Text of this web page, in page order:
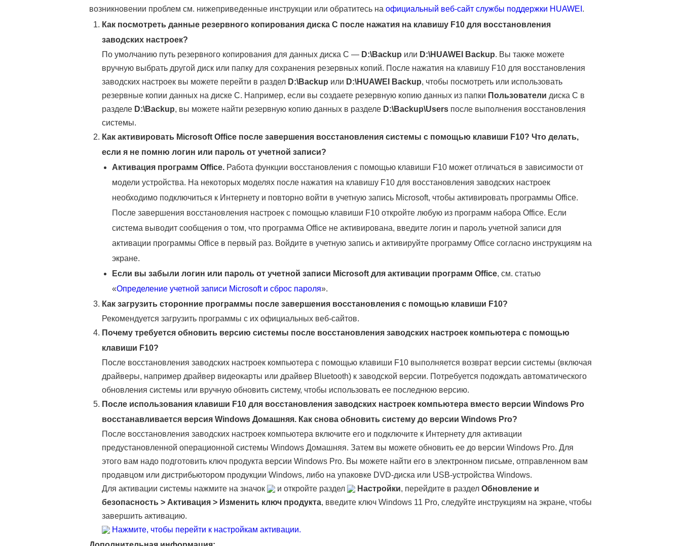
возникновении проблем см. нижеприведенные инструкции или обратитесь на официальный веб-сайт службы поддержки HUAWEI .
Как посмотреть данные резервного копирования диска C после нажатия на клавишу F10 для восстановления
заводских настроек?
По умолчанию путь резервного копирования для данных диска C — D:\Backup или D:\HUAWEI Backup. Вы также можете
вручную выбрать другой диск или папку для сохранения резервных копий. После нажатия на клавишу F10 для восстановления
заводских настроек вы можете перейти в раздел D:\Backup или D:\HUAWEI Backup, чтобы посмотреть или использовать
резервные копии данных на диске C. Например, если вы создаете резервную копию данных из папки Пользователи диска C в
разделе D:\Backup, вы можете найти резервную копию данных в разделе D:\Backup\Usersпосле выполнения восстановления
системы.
Как активировать Microsoft Office после завершения восстановления системы с помощью клавиши F10? Что делать,
если я не помню логин или пароль от учетной записи?
Активация программ Office.Работа функции восстановления с помощью клавиши F10 может отличаться в зависимости от
модели устройства. На некоторых моделях после нажатия на клавишу F10 для восстановления заводских настроек
необходимо подключиться к Интернету и повторно войти в учетную запись Microsoft, чтобы активировать программы Office.
После завершения восстановления настроек с помощью клавиши F10 откройте любую из программ набора Office. Если
система выводит сообщения о том, что программа Office не активирована, введите логин и пароль учетной записи для
активации программы Office в первый раз. Войдите в учетную запись и активируйте программу Office согласно инструкциям на
экране.
Если вы забыли логин или пароль от учетной записи Microsoft для активации программ Office, см. статью
«Определение учетной записи Microsoft и сброс пароля».
Как загрузить сторонние программы после завершения восстановления с помощью клавиши F10?
Рекомендуется загрузить программы с их официальных веб-сайтов.
Почему требуется обновить версию системы после восстановления заводских настроек компьютера с помощью
клавиши F10?
После восстановления заводских настроек компьютера с помощью клавиши F10 выполняется возврат версии системы (включая
драйверы, например драйвер видеокарты или драйвер Bluetooth) к заводской версии. Потребуется подождать автоматического
обновления системы или вручную обновить систему, чтобы использовать ее последнюю версию.
После использования клавиши F10 для восстановления заводских настроек компьютера вместо версии Windows Pro
восстанавливается версия Windows Домашняя. Как снова обновить систему до версии Windows Pro?
После восстановления заводских настроек компьютера включите его и подключите к Интернету для активации
предустановленной операционной системы Windows Домашняя. Затем вы можете обновить ее до версии Windows Pro. Для
этого вам надо подготовить ключ продукта версии Windows Pro. Вы можете найти его в электронном письме, отправленном вам
продавцом или дистрибьютором продукции Windows, либо на упаковке DVD-диска или USB-устройства Windows.
Для активации системы нажмите на значок
и откройте раздел Настройки, перейдите в раздел Обновление и
безопасность> Активация> Изменить ключ продукта, введите ключ Windows 11 Pro, следуйте инструкциям на экране, чтобы
завершить активацию.
Нажмите, чтобы перейти к настройкам активации.